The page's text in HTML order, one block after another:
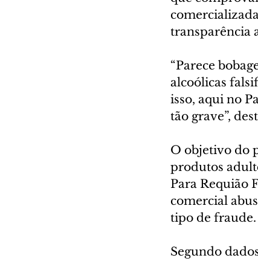
transparência
“Parece
alcoólicas
isso, aqui no
tão grave”,
O objetivo do
produtos
Para Requião
comercial
tipo de fraude.
Segundo